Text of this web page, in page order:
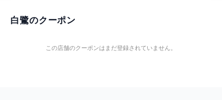
白鷺のクーポン
この店舗のクーポンはまだ登録されていません。